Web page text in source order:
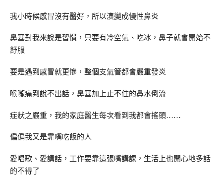
我小時候感冒沒有醫好，所以演變成慢性鼻炎
鼻塞對我來說是習慣，只要有冷空氣、吃冰，鼻子就會開始不
舒服
要是遇到感冒就更慘，整個支氣管都會嚴重發炎
喉嚨痛到說不出話，鼻塞加上止不住的鼻水倒流
症狀之嚴重，我的家庭醫生每次看到我都會搖頭……
偏偏我又是靠嘴吃飯的人
愛唱歌、愛講話，工作要靠這張嘴講課，生活上也開心地多話
的不得了